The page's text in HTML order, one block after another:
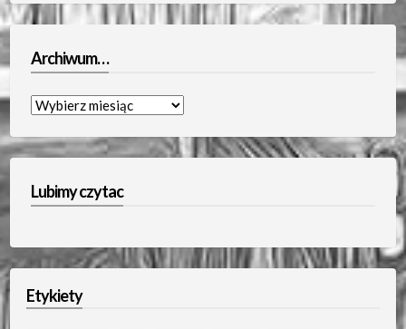
Archiwum…
Archiwum…
Lubimy czytac
Etykiety